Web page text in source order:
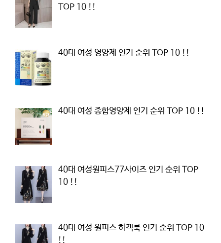
TOP 10 !!
40대 여성 영양제 인기 순위 TOP 10 !!
40대 여성 종합영양제 인기 순위 TOP 10 !!
40대 여성원피스77사이즈 인기 순위 TOP
10 !!
40대 여성 원피스 하객룩 인기 순위 TOP 10
!!